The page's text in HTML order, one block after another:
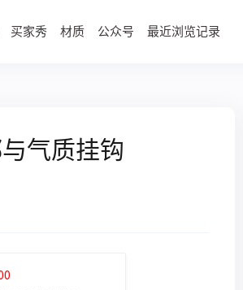
买家秀 材质 公众号 最近浏览记录
气质挂钩